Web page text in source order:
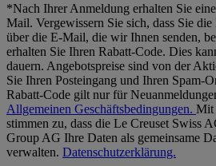
*Nach Ihrer Anmeldung erhalten Sie
Mail. Vergewissern Sie sich, dass Sie
über die E-Mail, die wir Ihnen senden,
erhalten Sie Ihren Rabatt-Code. Dies
dauern. Angebotspreise sind von der
Sie Ihren Posteingang und Ihren Spam-
Rabatt-Code gilt nur für
Allgemeinen Geschäftsbedingungen. Mit
stimmen zu, dass die Le Creuset Swiss
Group AG Ihre Daten als gemeinsame
verwalten. Datenschutzerklärung.